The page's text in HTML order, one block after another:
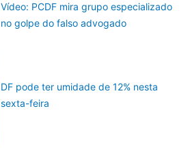
Vídeo: PCDF mira grupo especializado
no golpe do falso advogado
DF pode ter umidade de 12% nesta
sexta-feira